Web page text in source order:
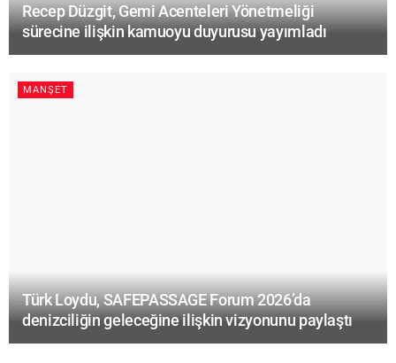
Recep Düzgit, Gemi Acenteleri Yönetmeliği
sürecine ilişkin kamuoyu duyurusu yayımladı
MANŞET
Türk Loydu, SAFEPASSAGE Forum 2026’da
denizciliğin geleceğine ilişkin vizyonunu paylaştı